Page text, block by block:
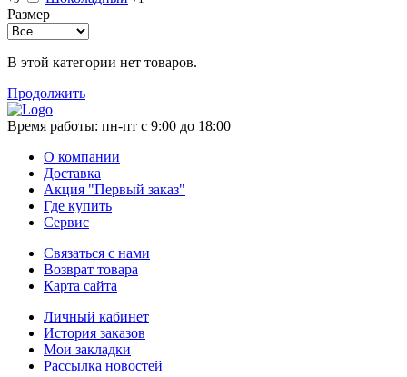
Размер
В этой категории нет товаров.
Продолжить
Время работы: пн-пт с 9:00 до 18:00
О компании
Доставка
Акция "Первый заказ"
Где купить
Сервис
Связаться с нами
Возврат товара
Карта сайта
Личный кабинет
История заказов
Мои закладки
Рассылка новостей